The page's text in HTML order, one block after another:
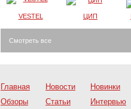
VESTEL ЦИП
Смотреть все
Главная Новости
Новинки
Обзоры
Статьи
Интервью